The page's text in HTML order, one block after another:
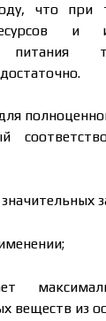
что при
и
питания
веществ из